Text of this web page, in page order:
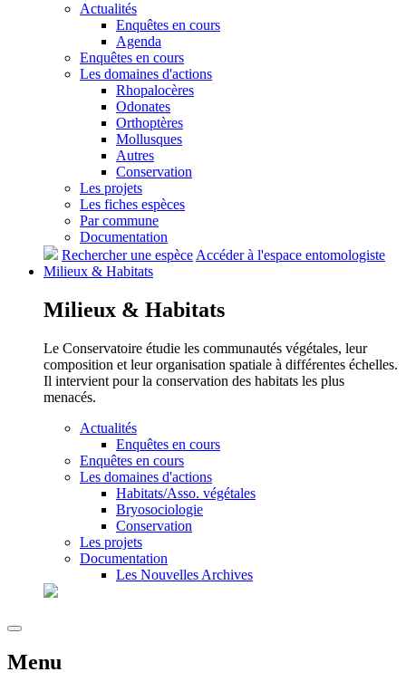
Actualités
Enquêtes en cours
Agenda
Enquêtes en cours
Les domaines d'actions
Rhopalocères
Odonates
Orthoptères
Mollusques
Autres
Conservation
Les projets
Les fiches espèces
Par commune
Documentation
Rechercher une espèce Accéder à l'espace entomologiste
Milieux & Habitats
Milieux & Habitats
Le Conservatoire étudie les communautés végétales, leur
composition et leur organisation spatiale à différentes échelles.
Il intervient pour la conservation des habitats les plus
menacés.
Actualités
Enquêtes en cours
Enquêtes en cours
Les domaines d'actions
Habitats/Asso. végétales
Bryosociologie
Conservation
Les projets
Documentation
Les Nouvelles Archives
Menu